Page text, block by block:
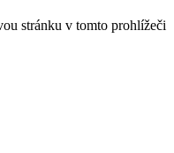
stránku v tomto prohlížeči